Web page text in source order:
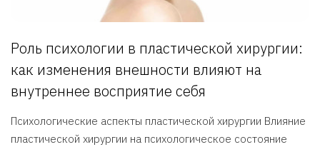
Роль психологии в пластической хирургии:
как изменения внешности влияют на
внутреннее восприятие себя
Психологические аспекты пластической хирургии Влияние
пластической хирургии на психологическое состояние